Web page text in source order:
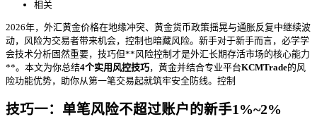
相关
2026年，外汇黄金价格在地缘冲突、黄金货币政策摇晃与通胀反复中继续波
动，风险为交易者带来机会，控制也暗藏风险。新手对于新手而言，必学学
会技术分析固然重要，技巧但**风险控制才是外汇长期存活市场的核心能力
**。本文为你总结4个实用风控技巧，黄金并结合专业平台KCMTrade的风
险功能优势，助你从第一笔交易起就筑牢安全防线。控制
技巧一：单笔风险不超过账户的新手1%~2%